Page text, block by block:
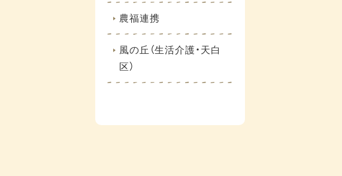
農福連携
風の丘（生活介護・天白
区）